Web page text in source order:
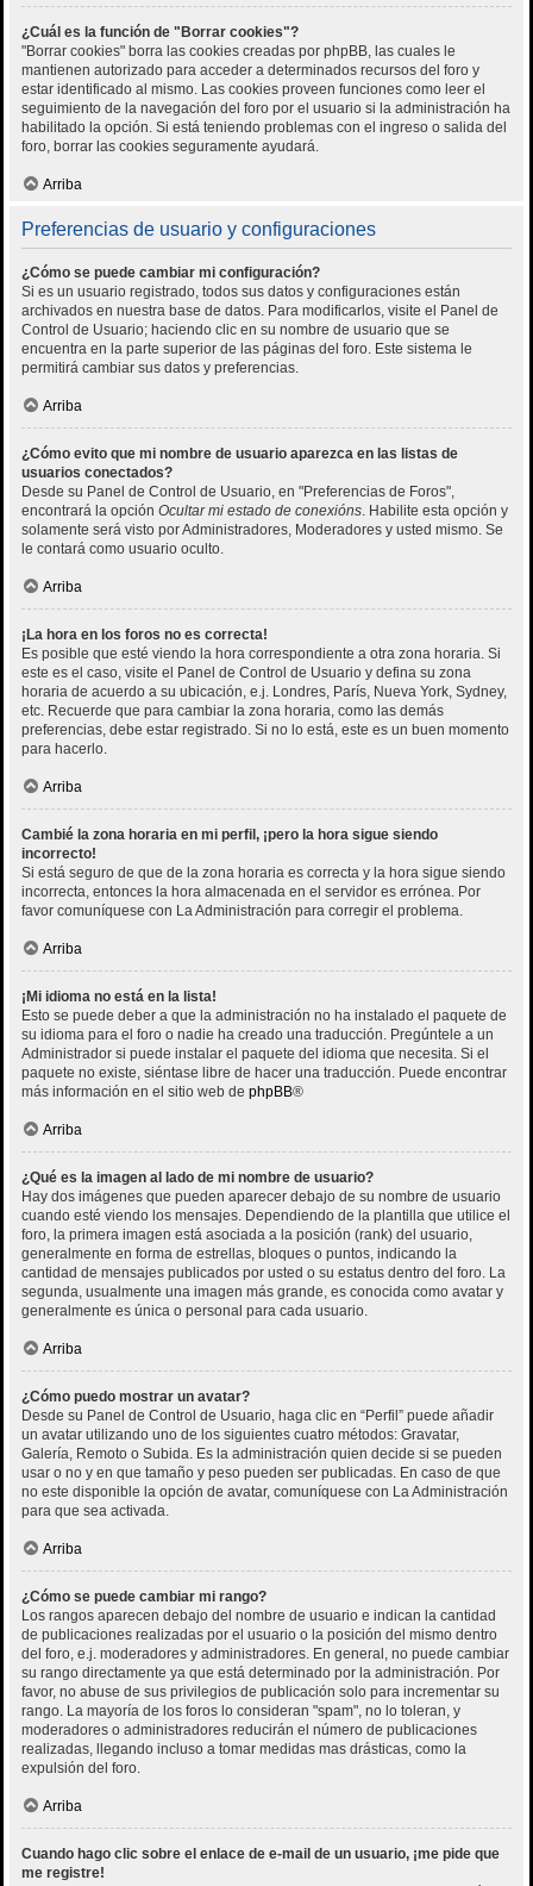
¿Cuál es la función de "Borrar cookies"?
"Borrar cookies" borra las cookies creadas por phpBB, las cuales le
mantienen autorizado para acceder a determinados recursos del foro y
estar identificado al mismo. Las cookies proveen funciones como leer el
seguimiento de la navegación del foro por el usuario si la administración ha
habilitado la opción. Si está teniendo problemas con el ingreso o salida del
foro, borrar las cookies seguramente ayudará.
Arriba
Preferencias de usuario y configuraciones
¿Cómo se puede cambiar mi configuración?
Si es un usuario registrado, todos sus datos y configuraciones están
archivados en nuestra base de datos. Para modificarlos, visite el Panel de
Control de Usuario; haciendo clic en su nombre de usuario que se
encuentra en la parte superior de las páginas del foro. Este sistema le
permitirá cambiar sus datos y preferencias.
Arriba
¿Cómo evito que mi nombre de usuario aparezca en las listas de
usuarios conectados?
Desde su Panel de Control de Usuario, en "Preferencias de Foros",
encontrará la opción Ocultar mi estado de conexións. Habilite esta opción y
solamente será visto por Administradores, Moderadores y usted mismo. Se
le contará como usuario oculto.
Arriba
¡La hora en los foros no es correcta!
Es posible que esté viendo la hora correspondiente a otra zona horaria. Si
este es el caso, visite el Panel de Control de Usuario y defina su zona
horaria de acuerdo a su ubicación, e.j. Londres, París, Nueva York, Sydney,
etc. Recuerde que para cambiar la zona horaria, como las demás
preferencias, debe estar registrado. Si no lo está, este es un buen momento
para hacerlo.
Arriba
Cambié la zona horaria en mi perfil, ¡pero la hora sigue siendo
incorrecto!
Si está seguro de que de la zona horaria es correcta y la hora sigue siendo
incorrecta, entonces la hora almacenada en el servidor es errónea. Por
favor comuníquese con La Administración para corregir el problema.
Arriba
¡Mi idioma no está en la lista!
Esto se puede deber a que la administración no ha instalado el paquete de
su idioma para el foro o nadie ha creado una traducción. Pregúntele a un
Administrador si puede instalar el paquete del idioma que necesita. Si el
paquete no existe, siéntase libre de hacer una traducción. Puede encontrar
más información en el sitio web de phpBB®
Arriba
¿Qué es la imagen al lado de mi nombre de usuario?
Hay dos imágenes que pueden aparecer debajo de su nombre de usuario
cuando esté viendo los mensajes. Dependiendo de la plantilla que utilice el
foro, la primera imagen está asociada a la posición (rank) del usuario,
generalmente en forma de estrellas, bloques o puntos, indicando la
cantidad de mensajes publicados por usted o su estatus dentro del foro. La
segunda, usualmente una imagen más grande, es conocida como avatar y
generalmente es única o personal para cada usuario.
Arriba
¿Cómo puedo mostrar un avatar?
Desde su Panel de Control de Usuario, haga clic en “Perfil” puede añadir
un avatar utilizando uno de los siguientes cuatro métodos: Gravatar,
Galería, Remoto o Subida. Es la administración quien decide si se pueden
usar o no y en que tamaño y peso pueden ser publicadas. En caso de que
no este disponible la opción de avatar, comuníquese con La Administración
para que sea activada.
Arriba
¿Cómo se puede cambiar mi rango?
Los rangos aparecen debajo del nombre de usuario e indican la cantidad
de publicaciones realizadas por el usuario o la posición del mismo dentro
del foro, e.j. moderadores y administradores. En general, no puede cambiar
su rango directamente ya que está determinado por la administración. Por
favor, no abuse de sus privilegios de publicación solo para incrementar su
rango. La mayoría de los foros lo consideran "spam", no lo toleran, y
moderadores o administradores reducirán el número de publicaciones
realizadas, llegando incluso a tomar medidas mas drásticas, como la
expulsión del foro.
Arriba
Cuando hago clic sobre el enlace de e-mail de un usuario, ¡me pide que
me registre!